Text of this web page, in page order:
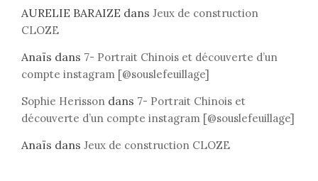
AURELIE BARAIZE dans Jeux de construction
CLOZE
Anaïs dans 7- Portrait Chinois et découverte d’un
compte instagram [@souslefeuillage]
Sophie Herisson dans 7- Portrait Chinois et
découverte d’un compte instagram [@souslefeuillage]
Anaïs dans Jeux de construction CLOZE